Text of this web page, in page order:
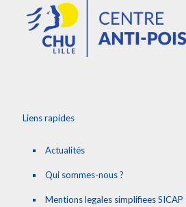
Liens rapides
Actualités
Qui sommes-nous ?
Mentions legales simplifiees SICAP